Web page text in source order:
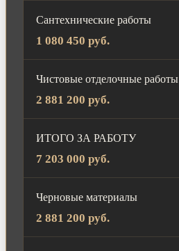
Сантехнические работы
1 080 450 руб.
Чистовые отделочные работы
2 881 200 руб.
ИТОГО ЗА РАБОТУ
7 203 000 руб.
Черновые материалы
2 881 200 руб.